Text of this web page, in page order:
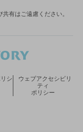
有はご遠慮ください。
シ
ウェブアクセシビリ
ティ
ポリシー
いウィンドウで開く